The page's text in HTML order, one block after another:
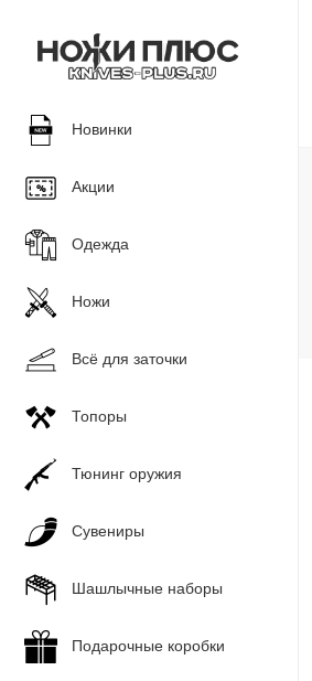
Новинки
Акции
Одежда
Ножи
Всё для заточки
Топоры
Тюнинг оружия
Сувениры
Шашлычные наборы
Подарочные коробки